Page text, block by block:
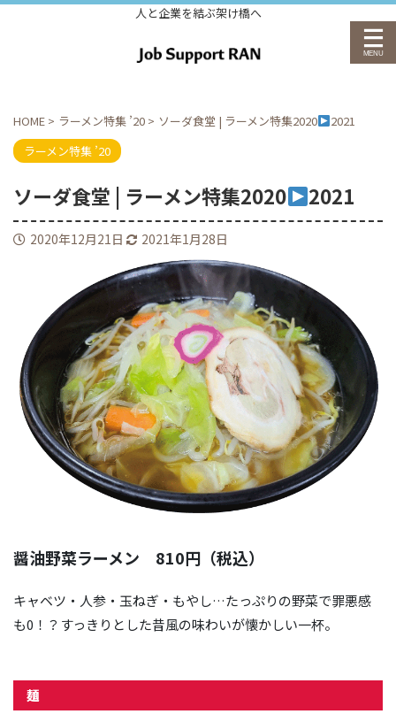
人と企業を結ぶ架け橋へ
HOME > ラーメン特集 ’20 > ソーダ食堂 | ラーメン特集2020
2021
ラーメン特集 ’20
ソーダ食堂 | ラーメン特集2020 2021
2020年12月21日 2021年1月28日
醤油野菜ラーメン 810円（税込）
キャベツ・人参・玉ねぎ・もやし…たっぷりの野菜で罪悪感
も0！？すっきりとした昔風の味わいが懐かしい一杯。
麺